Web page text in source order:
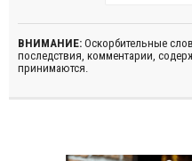
ВНИМАНИЕ: Оскорбительные
последствия, комментарии,
принимаются.